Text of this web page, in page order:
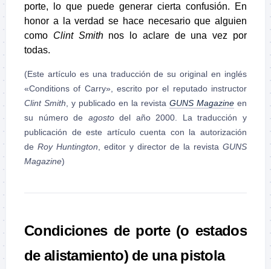
porte, lo que puede generar cierta confusión. En
honor a la verdad se hace necesario que alguien
como Clint Smithnos lo aclare de una vez por
todas.
(Este artículo es una traducción de su original en inglés
«Conditions of Carry», escrito por el reputado instructor
Clint Smith , y publicado en la revista GUNS Magazine en
su número de agostodel año 2000. La traducción y
publicación de este artículo cuenta con la autorización
de Roy Huntington , editor y director de la revista GUNS
Magazine)
Condiciones de porte (o estados
de alistamiento) de una pistola